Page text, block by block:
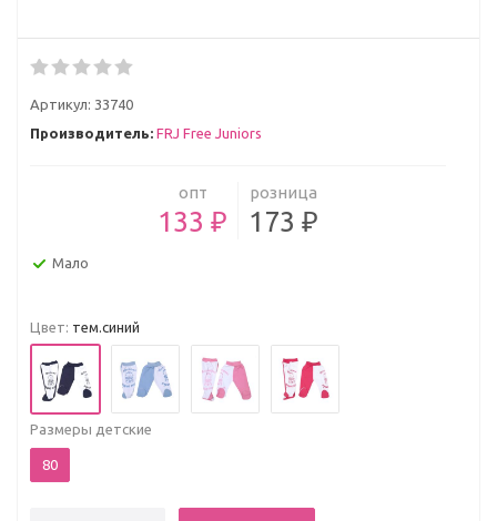
Артикул: 33740
Производитель: FRJ Free Juniors
опт
133 ₽
розница
173 ₽
Мало
Цвет: тем.синий
Размеры детские
80